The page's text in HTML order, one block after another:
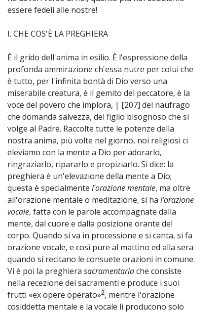
essere fedeli alle nostre!
I. CHE COS'È LA PREGHIERA
È il grido dell'anima in esilio. È l'espressione della
profonda ammirazione ch'essa nutre per colui che
è tutto, per l'infinita bontà di Dio verso una
miserabile creatura, è il gemito del peccatore, è la
voce del povero che implora, | [207] del naufrago
che domanda salvezza, del figlio bisognoso che si
volge al Padre. Raccolte tutte le potenze della
nostra anima, più volte nel giorno, noi religiosi ci
eleviamo con la mente a Dio per adorarlo,
ringraziarlo, ripararlo e propiziarlo. Si dice: la
preghiera è un'elevazione della mente a Dio;
questa è specialmente l'orazione mentale, ma oltre
all'orazione mentale o meditazione, si ha l'orazione
vocale, fatta con le parole accompagnate dalla
mente, dal cuore e dalla posizione orante del
corpo. Quando si va in processione e si canta, si fa
orazione vocale, e così pure al mattino ed alla sera
quando si recitano le consuete orazioni in comune.
Vi è poi la preghiera sacramentariache consiste
nella recezione dei sacramenti e produce i suoi
frutti «ex opere operato»2, mentre l'orazione
cosiddetta mentale e la vocale li producono solo